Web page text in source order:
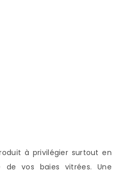
à privilégier surtout en
de vos baies vitrées. Une